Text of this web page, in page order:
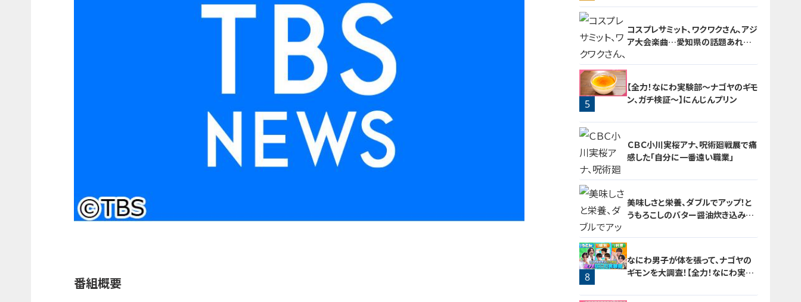
番組概要
4
コスプレサミット、ワクワクさん、アジ
ア大会楽曲…愛知県の話題あれこ
5
【全力！なにわ実験部～ナゴヤのギモ
ン、ガチ検証～】にんじんプリン
6
ＣＢＣ小川実桜アナ、呪術廻戦展で痛
感した「自分に一番遠い職業」
美味しさと栄養、ダブルでアップ！と
うもろこしのバター醤油炊き込みご
8
なにわ男子が体を張って、ナゴヤの
ギモンを大調査！【全力！なにわ実験